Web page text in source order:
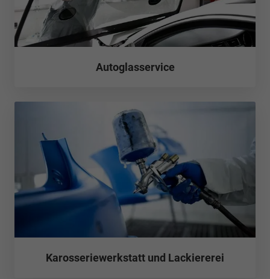
Autoglasservice
Karosseriewerkstatt und Lackiererei